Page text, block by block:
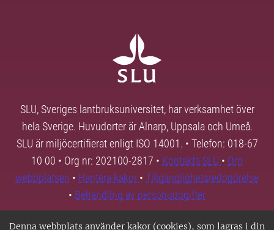
Denna webbplats använder kakor (cookies), som lagras i din
SLU, Sveriges lantbruksuniversitet, har verksamhet över
hela Sverige. Huvudorter är Alnarp, Uppsala och Umeå.
SLU är miljöcertifierat enligt ISO 14001. • Telefon: 018-67
10 00 • Org nr: 202100-2817 • Kontakta SLU • Om
webbplatsen • Hantera kakor • Tillgänglighetsredogörelse
• Behandling av personuppgifter